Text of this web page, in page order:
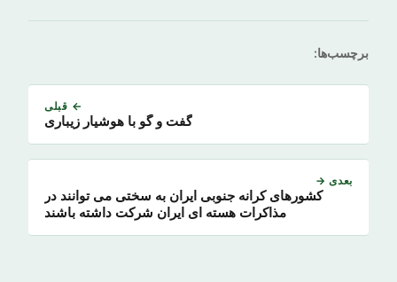
برچسب‌ها:
← قبلی
گفت و گو با هوشیار زیباری
بعدی →
کشورهای کرانه جنوبی ایران به سختی می توانند در
مذاکرات هسته ای ایران شرکت داشته باشند